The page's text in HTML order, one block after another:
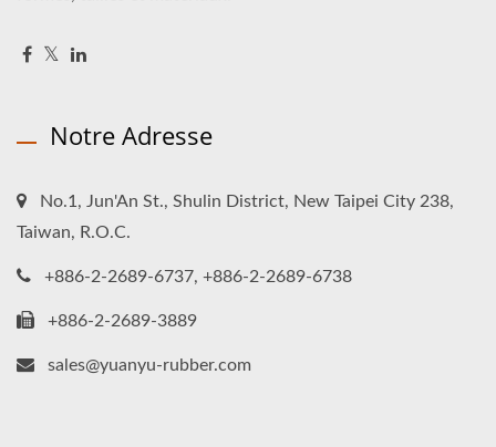
Notre Adresse
No.1, Jun'An St., Shulin District, New Taipei City 238,
Taiwan, R.O.C.
+886-2-2689-6737, +886-2-2689-6738
+886-2-2689-3889
sales@yuanyu-rubber.com